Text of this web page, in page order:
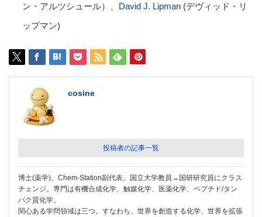
ン・アルツシュール）、 David J. Lipman(デヴィッド・リ
ップマン)
cosine
投稿者の記事一覧
博士(薬学)。Chem-Station副代表。国立大学教員→国研研究員にクラス
チェンジ。専門は有機合成化学、触媒化学、医薬化学、ペプチド/タン
パク質化学。
関心ある学問領域は三つ。すなわち、世界を創造する化学、世界を拡張